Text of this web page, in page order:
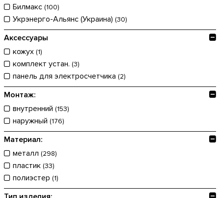
Билмакс (100)
Укрэнерго-Альянс (Украина) (30)
Аксессуары
кожух (1)
комплект устан. (3)
панель для электросчетчика (2)
Монтаж:
внутренний (153)
наружный (176)
Материал:
металл (298)
пластик (33)
полиэстер (1)